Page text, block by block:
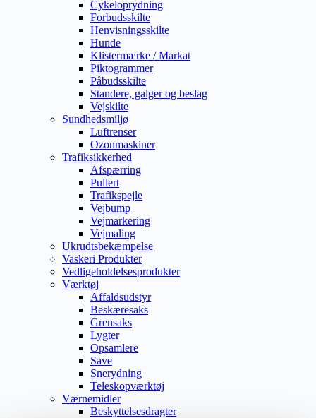
Cykeloprydning
Forbudsskilte
Henvisningsskilte
Hunde
Klistermærke / Markat
Piktogrammer
Påbudsskilte
Standere, galger og beslag
Vejskilte
Sundhedsmiljø
Luftrenser
Ozonmaskiner
Trafiksikkerhed
Afspærring
Pullert
Trafikspejle
Vejbump
Vejmarkering
Vejmaling
Ukrudtsbekæmpelse
Vaskeri Produkter
Vedligeholdelsesprodukter
Værktøj
Affaldsudstyr
Beskæresaks
Grensaks
Lygter
Opsamlere
Save
Snerydning
Teleskopværktøj
Værnemidler
Beskyttelsesdragter